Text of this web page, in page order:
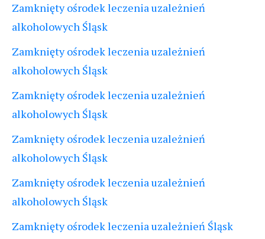
Zamknięty ośrodek leczenia uzależnień
alkoholowych Śląsk
Zamknięty ośrodek leczenia uzależnień
alkoholowych Śląsk
Zamknięty ośrodek leczenia uzależnień
alkoholowych Śląsk
Zamknięty ośrodek leczenia uzależnień
alkoholowych Śląsk
Zamknięty ośrodek leczenia uzależnień
alkoholowych Śląsk
Zamknięty ośrodek leczenia uzależnień Śląsk